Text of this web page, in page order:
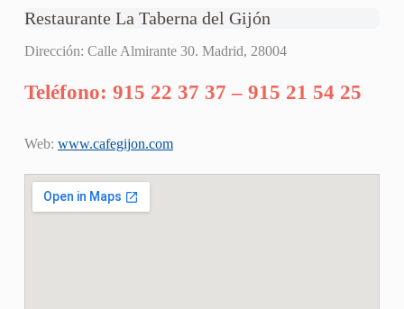
Restaurante La Taberna del Gijón
Dirección: Calle Almirante 30. Madrid, 28004
Teléfono: 915 22 37 37 – 915 21 54 25
Web: www.cafegijon.com